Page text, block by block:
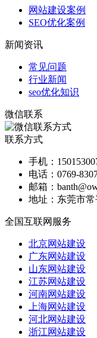
网站建设案例
SEO优化案例
新闻资讯
常见问题
行业新闻
seo优化知识
微信联系
联系方式
手机：
电话： 0769-
邮箱：
地址： 东莞市
全国互联网服务
北京网站建设
广东网站建设
山东网站建设
江苏网站建设
河南网站建设
上海网站建设
河北网站建设
浙江网站建设